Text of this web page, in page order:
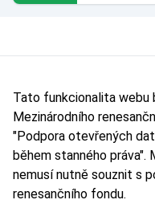
Tato funkcionalita webu
Mezinárodního
"Podpora otevřených
během stanného
nemusí nutně souznit s
renesančního fondu.